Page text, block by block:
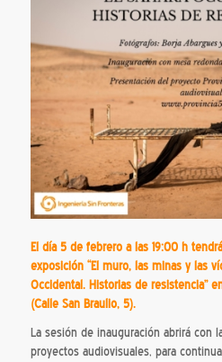
El día 5 de febrero a las 19:00 h
exposición “El muro, las minas y las
Occidental. Historias de resistencia”
(Calle San Braulio, 5).
La sesión de inauguración abrirá con
proyectos audiovisuales, para